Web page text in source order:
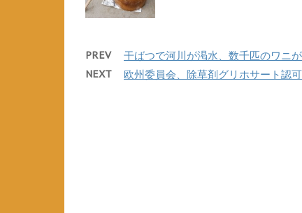
PREV 干ばつで河川が渇水、数千匹のワニ
NEXT 欧州委員会、除草剤グリホサート認